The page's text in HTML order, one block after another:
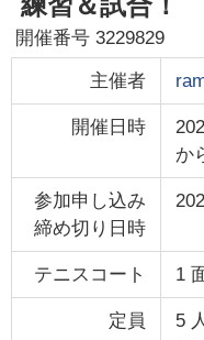
開催番号3229829
主催者
開催日時
か
参加申し込み
締め切り日時
テニスコート 1
定員 5 人